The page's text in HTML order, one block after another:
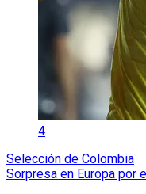
4
Selección de Colombia
Sorpresa en Europa por